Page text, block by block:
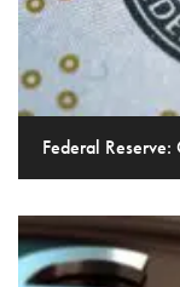
Federal